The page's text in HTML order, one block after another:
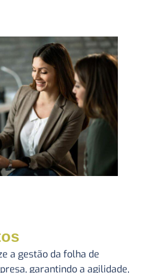
a gestão da folha de
garantindo a agilidade,